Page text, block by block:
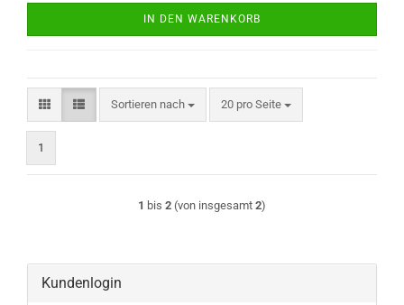
IN DEN WARENKORB
Sortieren nach
Sortieren nach 20 pro Seite
pro Seite
1
1 bis 2 (von insgesamt 2)
Kundenlogin